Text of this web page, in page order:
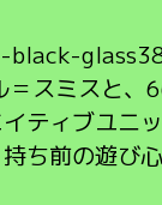
スミスと
ティブユニ
ち前の遊び